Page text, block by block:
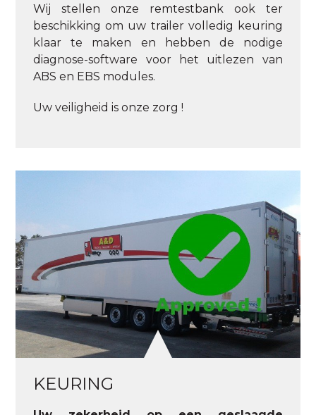
Wij stellen onze remtestbank ook ter
beschikking om uw trailer volledig keuring
klaar te maken en hebben de nodige
diagnose-software voor het uitlezen van
ABS en EBS modules.
Uw veiligheid is onze zorg !
KEURING